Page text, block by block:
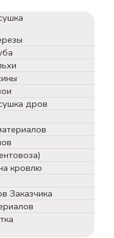
дров
кровлю
Заказчика